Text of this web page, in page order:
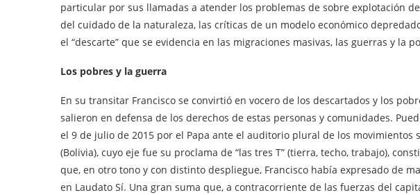
particular por sus llamadas a atender los problemas de sobre explotación
del cuidado de la naturaleza, las críticas de un modelo económico
el “descarte” que se evidencia en las migraciones masivas, las guerras y la
Los pobres y la guerra
En su transitar Francisco se convirtió en vocero de los descartados y los
salieron en defensa de los derechos de estas personas y comunidades.
el 9 de julio de 2015 por el Papa ante el auditorio plural de los movimientos
(Bolivia), cuyo eje fue su proclama de “las tres T” (tierra, techo, trabajo),
que, en otro tono y con distinto despliegue, Francisco había expresado de
en Laudato Sí. Una gran suma que, a contracorriente de las fuerzas del